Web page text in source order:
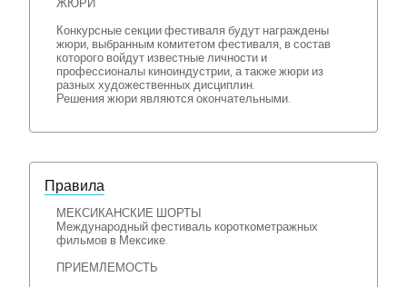
ЖЮРИ
Конкурсные секции фестиваля будут награждены
жюри, выбранным комитетом фестиваля, в состав
которого войдут известные личности и
профессионалы киноиндустрии, а также жюри из
разных художественных дисциплин.
Решения жюри являются окончательными.
Правила
МЕКСИКАНСКИЕ ШОРТЫ
Международный фестиваль короткометражных
фильмов в Мексике.
ПРИЕМЛЕМОСТЬ